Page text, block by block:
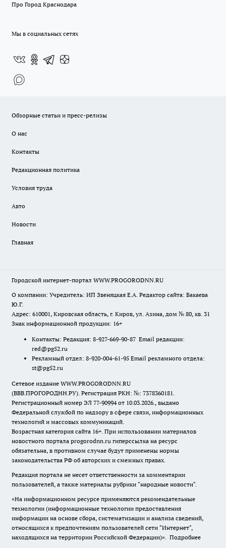
Про Город Краснодара
Мы в социальных сетях
Обзорные статьи и пресс-релизы
О нас
Контакты
Редакционная политика
Условия труда
Авто
Новости
Главная
Городской интернет-портал WWW.PROGORODNN.RU
О компании: Учредитель: ИП Звеняцкая Е.А. Редактор сайта: Бакаева
Ю.Г.
Адрес: 610001, Кировская область, г. Киров, ул. Азина, дом № 80, кв. 31
Знак информационной продукции: 16+
Контакты: Редакция: 8-927-669-90-87 Email редакции:
red@pg52.ru
Рекламный отдел: 8-920-004-61-95 Email рекламного отдела:
st@pg52.ru
Сетевое издание WWW.PROGORODNN.RU
(ВВВ.ПРОГОРОДНН.РУ). Регистрация РКН: №: 7378360181.
Регистрационный номер ЭЛ 77-90994 от 10.03.2026., выдано
Федеральной службой по надзору в сфере связи, информационных
технологий и массовых коммуникаций.
Возрастная категория сайта 16+. При использовании материалов
новостного портала progorodnn.ru гиперссылка на ресурс
обязательна, в противном случае будут применены нормы
законодательства РФ об авторских и смежных правах.
Редакция портала не несет ответственности за комментарии
пользователей, а также материалы рубрики "народные новости".
«На информационном ресурсе применяются рекомендательные
технологии (информационные технологии предоставления
информации на основе сбора, систематизации и анализа сведений,
относящихся к предпочтениям пользователей сети "Интернет",
находящихся на территории Российской Федерации)». Подробнее